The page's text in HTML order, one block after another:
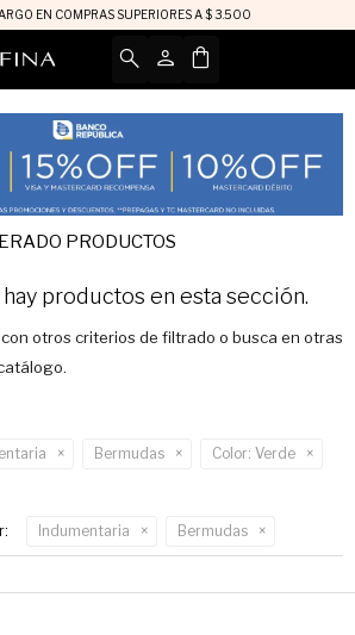
EN COMPRAS SUPERIORES A $ 3.500
PRODUCTOS
hay productos en esta sección.
otros criterios de filtrado o busca en otras
Bermudas Color: Verde
Indumentaria Bermudas